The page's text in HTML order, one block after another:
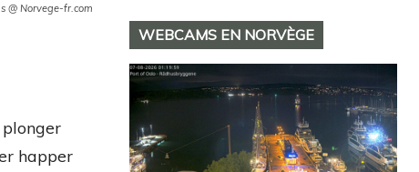
@ Norvege-fr.com
happer
WEBCAMS EN NORVÈGE